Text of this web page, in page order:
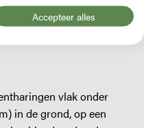
Je snapt het al, we
vlak onder
in de grond, op een
Accepteer alles